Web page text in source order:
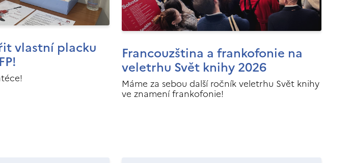
vlastní placku Francouzština a frankofonie na
veletrhu Svět knihy 2026
Máme za sebou další ročník veletrhu Svět knihy
ve znamení frankofonie!